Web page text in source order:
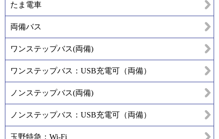
たま電車
両備バス
ワンステップバス(両備)
ワンステップバス：USB充電可（両備）
ノンステップバス(両備)
ノンステップバス：USB充電可（両備）
玉野特急：Wi-Fi